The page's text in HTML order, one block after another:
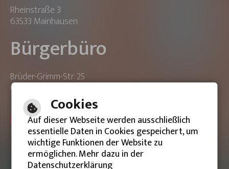
Rheinstraße 3
63533 Mainhausen
Bürgerbüro
Brüder-Grimm-Str. 25
63533 Mainhausen
ONLINE-TERMIN BUCHEN
Cookies
Auf dieser Webseite werden ausschließlich
essentielle Daten in Cookies gespeichert, um
wichtige Funktionen der Website zu
ermöglichen. Mehr dazu in der
Datenschutzerklärung